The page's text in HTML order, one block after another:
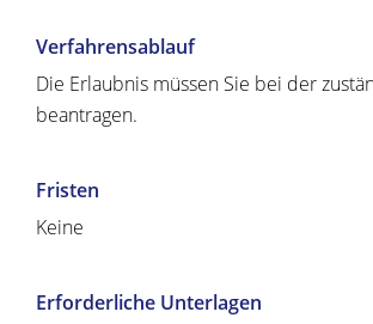
Verfahrensablauf
Die Erlaubnis müssen Sie bei der
beantragen.
Fristen
Keine
Erforderliche Unterlagen